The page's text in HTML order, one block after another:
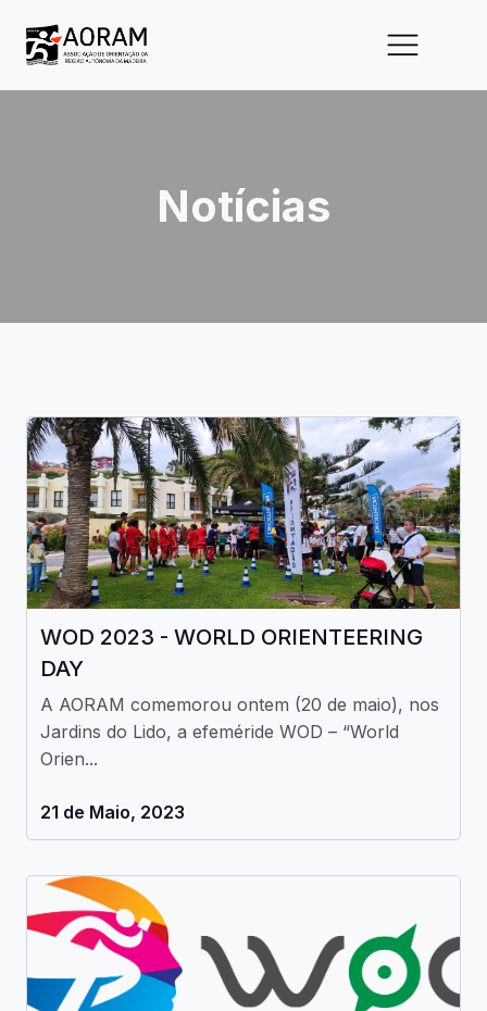
Notícias
WOD 2023 - WORLD ORIENTEERING
DAY
A AORAM comemorou ontem (20 de maio), nos
Jardins do Lido, a efeméride WOD – “World
Orien...
21 de Maio, 2023